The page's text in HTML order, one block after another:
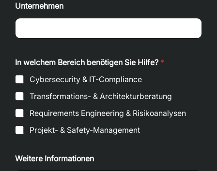
Unternehmen
In welchem Bereich benötigen Sie Hilfe? *
Cybersecurity & IT-Compliance
Transformations- & Architekturberatung
Requirements Engineering & Risikoanalysen
Projekt- & Safety-Management
Weitere Informationen